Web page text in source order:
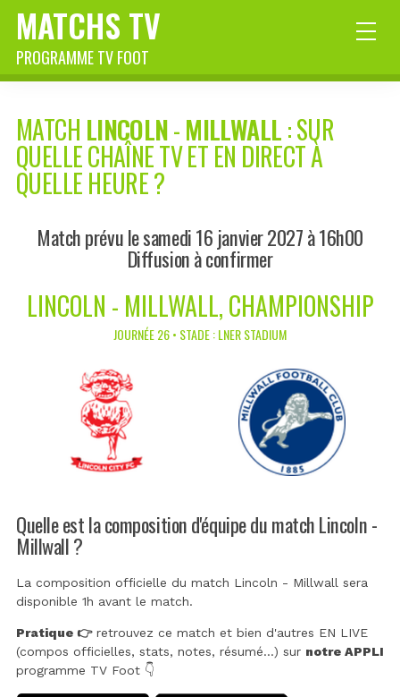
MATCHS TV
PROGRAMME TV FOOT
MATCH LINCOLN-MILLWALL: SUR
QUELLE CHAÎNE TV ET EN DIRECT À
QUELLE HEURE ?
Match prévu le samedi 16 janvier 2027 à 16h00
Diffusion à confirmer
LINCOLN - MILLWALL, CHAMPIONSHIP
JOURNÉE 26 • STADE : LNER STADIUM
Quelle est la composition d'équipe du match Lincoln -
Millwall ?
La composition officielle du match Lincoln - Millwall sera
disponible 1h avant le match.
Pratique 👉retrouvez ce match et bien d'autres EN LIVE
(compos officielles, stats, notes, résumé...) sur notre APPLI
programme TV Foot 👇